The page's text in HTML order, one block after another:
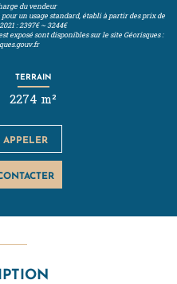
du vendeur
un usage standard, établi à partir des prix de
: 2397€ ~ 3244€
exposé sont disponibles sur le site Géorisques :
TERRAIN
2274 m²
APPELER